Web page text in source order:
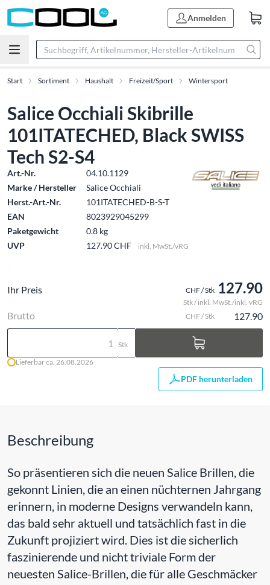
Anmelden
Start Sortiment Haushalt Freizeit/Sport Wintersport
Salice Occhiali Skibrille
101ITATECHED, Black SWISS
Tech S2-S4
Art.-Nr.
04.10.1129
Marke / Hersteller
Salice Occhiali
Herst.-Art.-Nr.
101ITATECHED-B-S-T
EAN
8023929045299
Paketgewicht
0.8 kg
UVP
127.90 CHF inkl. MwSt./vRG
Ihr Preis CHF / Stk 127.90
Stk / inkl. MwSt./inkl. vRG
Brutto CHF / Stk 127.90
Stk
Lieferbar ca. 26.08.2026
PDF herunterladen
Beschreibung
So präsentieren sich die neuen Salice Brillen, die
gekonnt Linien, die an einen nüchternen Jahrgang
erinnern, in moderne Designs verwandeln kann,
das bald sehr aktuell und tatsächlich fast in die
Zukunft projiziert wird. Dies ist die sicherlich
faszinierende und nicht triviale Form der
neuesten Salice-Brillen, die für alle Geschmäcker